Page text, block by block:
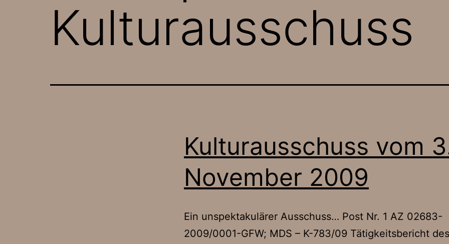
Kulturausschuss
Kulturausschuss vom
November 2009
Ein unspektakulärer Ausschuss… Post Nr. 1 AZ 02683-
2009/0001-GFW; MDS – K-783/09 Tätigkeitsbericht des